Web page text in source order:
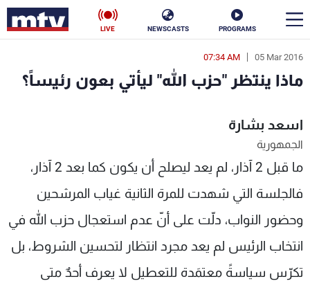
PROGRAMS
NEWSCASTS
LIVE
05 Mar 2016
07:34 AM
ماذا ينتظر "حزب الله" ليأتي بعون رئيساً؟
اسعد بشارة
الجمهورية
ما قبل 2 آذار، لم يعد ليصلح أن يكون كما بعد 2 آذار،
فالجلسة التي شهدت للمرة الثانية غياب المرشحين
وحضور النواب، دلّت على أنّ عدم استعجال حزب الله في
انتخاب الرئيس لم يعد مجرد انتظار لتحسين الشروط، بل
تكرّس سياسةً معتمَدة للتعطيل لا يعرف أحدٌ متى
en
الأخبار
سياسة
إقتصاد فن
منوعات رياضة
كأس العالم